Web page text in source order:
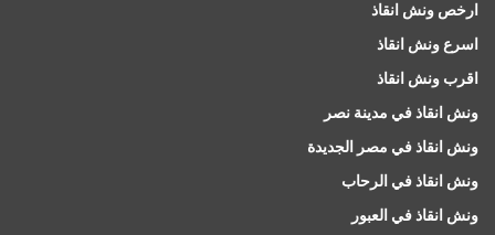
ارخص ونش انقاذ
اسرع ونش انقاذ
اقرب ونش انقاذ
ونش انقاذ في مدينة نصر
ونش انقاذ في مصر الجديدة
ونش انقاذ في الرحاب
ونش انقاذ في العبور